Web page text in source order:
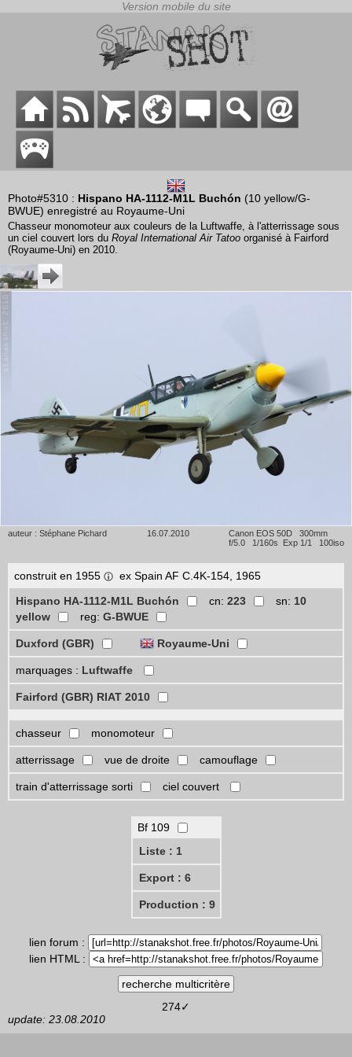
Photo#5310 : Hispano HA-1112-M1L Buchón (10 yellow/G-
BWUE) enregistré au Royaume-Uni
Chasseur monomoteur aux couleurs de la Luftwaffe, à l'atterrissage sous
un ciel couvert lors du Royal International Air Tatoo organisé à Fairford
(Royaume-Uni) en 2010.
auteur : Stéphane Pichard 16.07.2010
Canon EOS 50D 300mm
f/5.0 1/160s Exp 1/1 100iso
construit en 1955
ex Spain AF C.4K-154, 1965
Hispano HA-1112-M1L Buchón
cn: 223 sn: 10
yellow
reg: G-BWUE
Duxford (GBR) Royaume-Uni
marquages : Luftwaffe
Fairford (GBR) RIAT 2010
chasseur monomoteur
atterrissage vue de droite camouflage
train d'atterrissage sorti ciel couvert
Bf 109
Liste : 1
Export : 6
Production : 9
lien forum :
lien HTML :
274✓
update: 23.08.2010